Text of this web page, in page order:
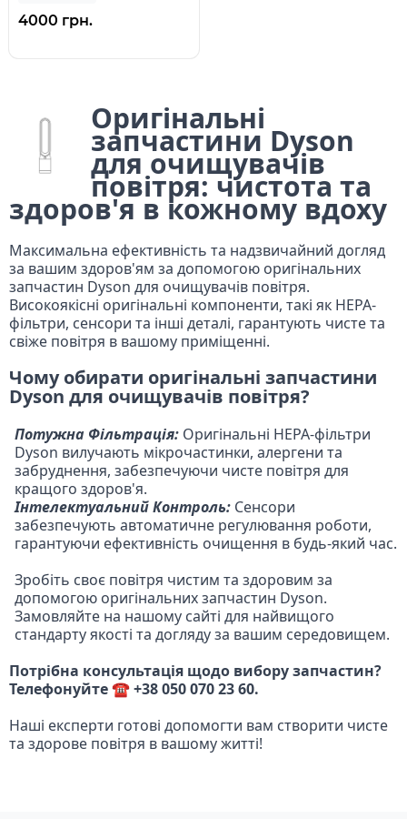
4000 грн.
Оригінальні
запчастини Dyson
для очищувачів
повітря: чистота та
здоров'я в кожному вдоху
Максимальна ефективність та надзвичайний догляд
за вашим здоров'ям за допомогою оригінальних
запчастин Dyson для очищувачів повітря.
Високоякісні оригінальні компоненти, такі як HEPA-
фільтри, сенсори та інші деталі, гарантують чисте та
свіже повітря в вашому приміщенні.
Чому обирати оригінальні запчастини
Dyson для очищувачів повітря?
Потужна Фільтрація: Оригінальні HEPA-фільтри
Dyson вилучають мікрочастинки, алергени та
забруднення, забезпечуючи чисте повітря для
кращого здоров'я.
Інтелектуальний Контроль: Сенсори
забезпечують автоматичне регулювання роботи,
гарантуючи ефективність очищення в будь-який час.
Зробіть своє повітря чистим та здоровим за
допомогою оригінальних запчастин Dyson.
Замовляйте на нашому сайті для найвищого
стандарту якості та догляду за вашим середовищем.
Потрібна консультація щодо вибору запчастин?
Телефонуйте ☎️ +38 050 070 23 60.
Наші експерти готові допомогти вам створити чисте
та здорове повітря в вашому житті!